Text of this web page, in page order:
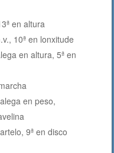
en altura
10ª en lonxitude
en altura, 5ª en
en peso,
9ª en disco